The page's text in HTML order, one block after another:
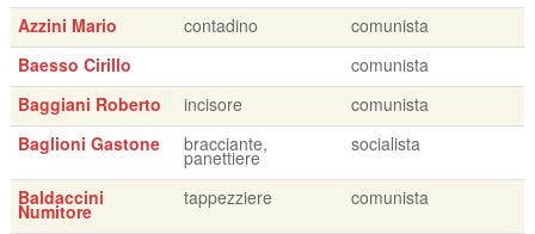
Azzini Mario contadino
comunista
Baesso Cirillo
comunista
Baggiani Roberto
incisore
comunista
Baglioni Gastone
bracciante,
panettiere
socialista
Baldaccini
Numitore
tappezziere comunista